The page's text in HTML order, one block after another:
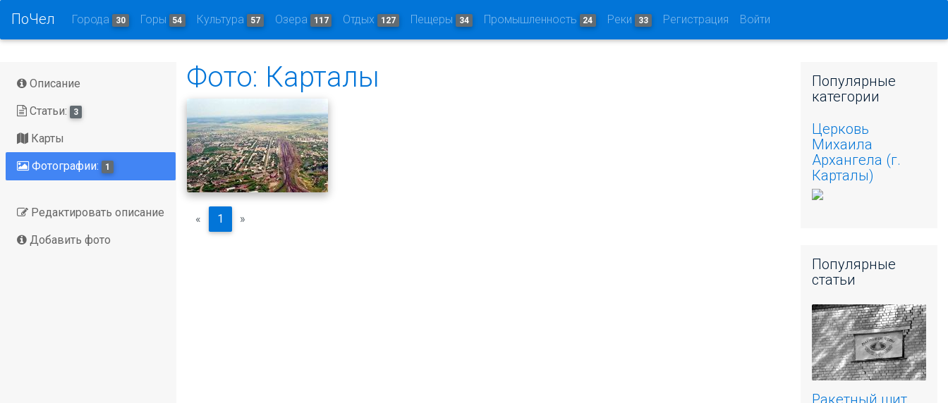
ПоЧел Города 30 Горы 54 Культура 57 Озера 117 Отдых 127 Пещеры 34 Промышленность 24 Реки 33 Регистрация Войти
Описание
Статьи: 3
Карты
Фотографии: 1
Редактировать описание
Добавить фото
Фото: Карталы
« 1 »
Популярные
категории
Церковь
Михаила
Архангела (г.
Карталы)
Популярные
статьи
Ракетный щит